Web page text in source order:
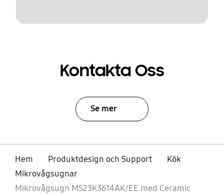
Kontakta Oss
Se mer
Hem Produktdesign och Support
Kök
Mikrovågsugnar
Mikrovågsugn MS23K3614AK/EE med Ceramic